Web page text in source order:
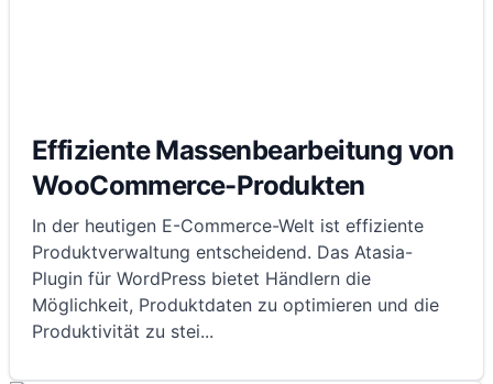
Effiziente Massenbearbeitung von
WooCommerce-Produkten
In der heutigen E-Commerce-Welt ist effiziente
Produktverwaltung entscheidend. Das Atasia-
Plugin für WordPress bietet Händlern die
Möglichkeit, Produktdaten zu optimieren und die
Produktivität zu stei...